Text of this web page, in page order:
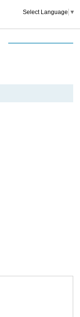
Select Language ▼